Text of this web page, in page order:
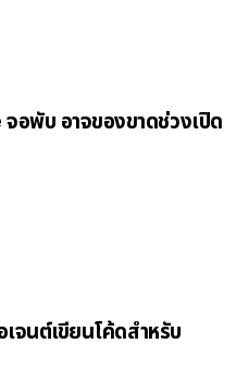
อพับ อาจของขาดช่วงเปิด
จนต์เขียนโค้ดสำหรับ